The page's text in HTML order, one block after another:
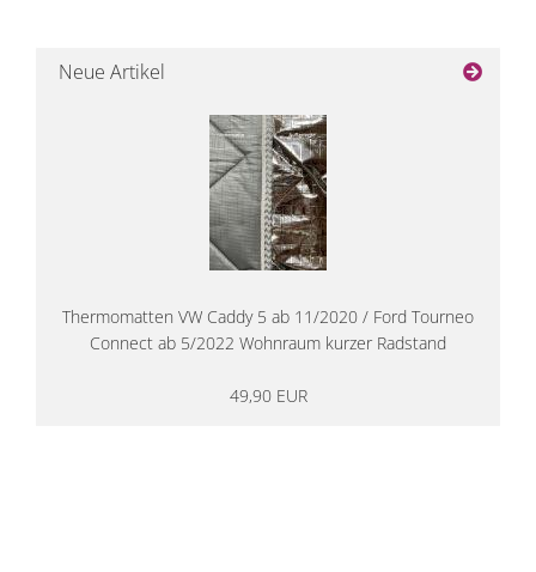
Neue Artikel
Thermomatten VW Caddy 5 ab 11/2020 / Ford Tourneo
Connect ab 5/2022 Wohnraum kurzer Radstand
49,90 EUR